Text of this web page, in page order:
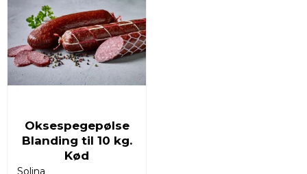
Oksespegepølse
Blanding til 10 kg.
Kød
Solina